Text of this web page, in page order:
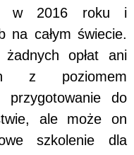
w 2016 roku i
na całym świecie.
opłat ani
z poziomem
przygotowanie do
ale może on
szkolenie dla